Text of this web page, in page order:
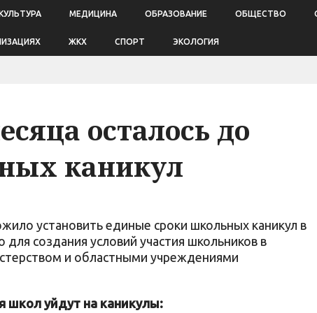
МЕДИЦИНА ОБРАЗОВАНИЕ ОБЩЕСТВО
ЖКХ СПОРТ ЭКОЛОГИЯ
осталось до
каникул
установить единые сроки школьных каникул в
создания условий участия школьников в
и областными учреждениями
школ уйдут на каникулы: